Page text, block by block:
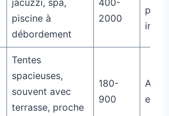
piscine à
débordement
2000
Tentes
spacieuses,
souvent avec
terrasse, proche
180-
900
et